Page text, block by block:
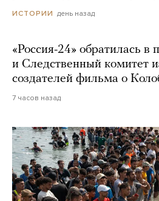
ИСТОРИИ день назад
«Россия-24» обратилась в
и Следственный комитет
создателей фильма о
7 часов назад